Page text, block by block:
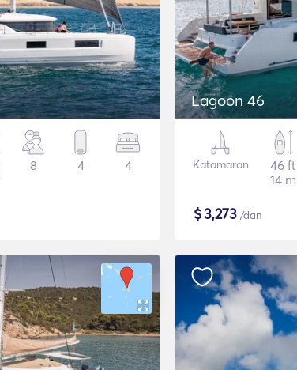
8 4 4
Lagoon 46
Katamaran
46 ft
14 m
$3,273 /dan